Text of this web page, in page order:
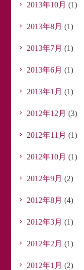
2013年10月 (1)
2013年8月 (1)
2013年7月 (1)
2013年6月 (1)
2013年1月 (1)
2012年12月 (3)
2012年11月 (1)
2012年10月 (1)
2012年9月 (2)
2012年8月 (4)
2012年3月 (1)
2012年2月 (1)
2012年1月 (2)